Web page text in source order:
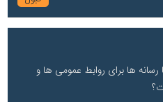
ها برای روابط عمومی ها و